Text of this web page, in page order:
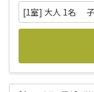
[1室] 大人 1名